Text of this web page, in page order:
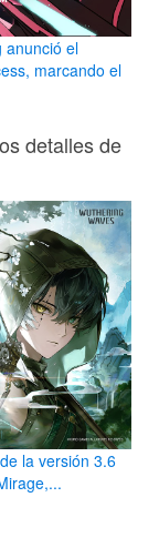
anunció el
marcando el
detalles de
la versión 3.6